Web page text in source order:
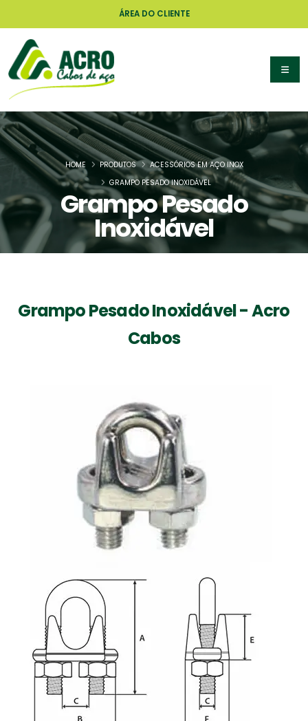
ÁREA DO CLIENTE
Grampo Pesado
Inoxidável
HOME PRODUTOS
ACESSÓRIOS EM AÇO INOX
GRAMPO PESADO INOXIDÁVEL
Grampo Pesado Inoxidável - Acro
Cabos